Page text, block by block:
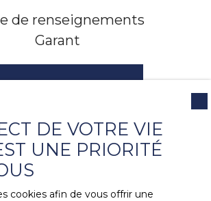
de renseignements
Garant
le document
DE VOTRE VIE
UNE PRIORITÉ
cookies afin de vous offrir une